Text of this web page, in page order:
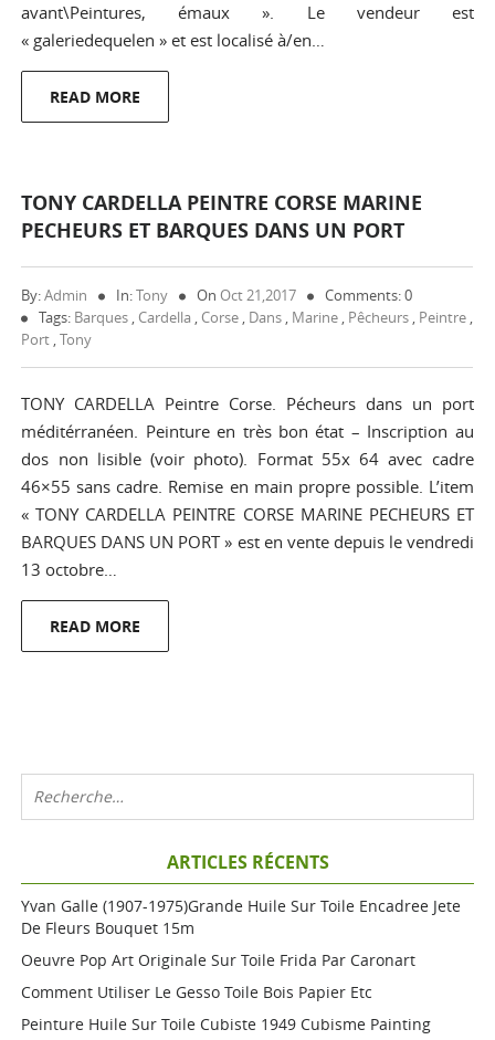
avant\Peintures, émaux ». Le vendeur est
« galeriedequelen » et est localisé à/en…
READ MORE
TONY CARDELLA PEINTRE CORSE MARINE
PECHEURS ET BARQUES DANS UN PORT
By:Admin In:Tony On Oct 21,2017
Comments: 0
Tags: Barques , Cardella , Corse , Dans , Marine , Pêcheurs , Peintre ,
Port ,Tony
TONY CARDELLA Peintre Corse. Pécheurs dans un port
méditérranéen. Peinture en très bon état – Inscription au
dos non lisible (voir photo). Format 55x 64 avec cadre
46×55 sans cadre. Remise en main propre possible. L’item
« TONY CARDELLA PEINTRE CORSE MARINE PECHEURS ET
BARQUES DANS UN PORT » est en vente depuis le vendredi
13 octobre…
READ MORE
ARTICLES RÉCENTS
Yvan Galle (1907-1975)grande Huile Sur Toile Encadree Jete
De Fleurs Bouquet 15m
Oeuvre Pop Art Originale Sur Toile Frida Par Caronart
Comment Utiliser Le Gesso Toile Bois Papier Etc
Peinture Huile Sur Toile Cubiste 1949 Cubisme Painting